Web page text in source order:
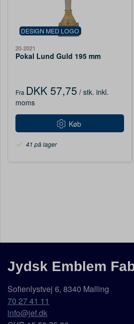
DESIGN MED LOGO
20-2021
Pokal Lund Guld 195 mm
Fra DKK 57,75 / stk. inkl.
moms
Køb
41 på lager
Jydsk Emblem
Sofienlystvej 6, 8340 Malling
70 27 41 11
info@jef.dk